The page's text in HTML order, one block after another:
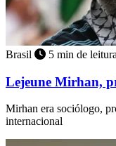
Brasil 5 min de leitura
Lejeune Mirhan,
Mirhan era sociólogo,
internacional